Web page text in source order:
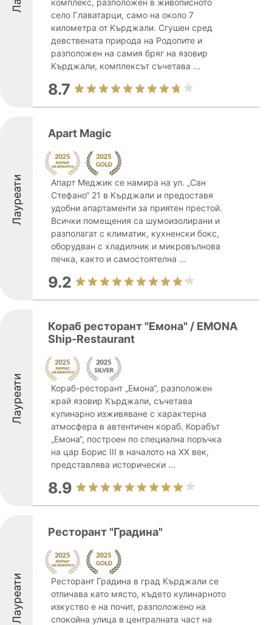
комплекс, разположен в живописното
село Главатарци, само на около 7
километра от Кърджали. Сгушен сред
девствената природа на Родопите и
разположен на самия бряг на язовир
Кърджали, комплексът съчетава ...
8.7
Лауреати
Apart Magic
Апарт Меджик се намира на ул. „Сан
Стефано“ 21 в Кърджали и предоставя
удобни апартаменти за приятен престой.
Всички помещения са шумоизолирани и
разполагат с климатик, кухненски бокс,
оборудван с хладилник и микровълнова
печка, както и самостоятелна ...
9.2
Лауреати
Кораб ресторант "Емона" / EMONA
Ship-Restaurant
Кораб-ресторант „Емона“, разположен
край язовир Кърджали, съчетава
кулинарно изживяване с характерна
атмосфера в автентичен кораб. Корабът
„Емона“, построен по специална поръчка
на цар Борис III в началото на XX век,
представлява исторически ...
8.9
Лауреати
Ресторант "Градина"
Ресторант Градина в град Кърджали се
отличава като място, където кулинарното
изкуство е на почит, разположено на
спокойна улица в централната част на